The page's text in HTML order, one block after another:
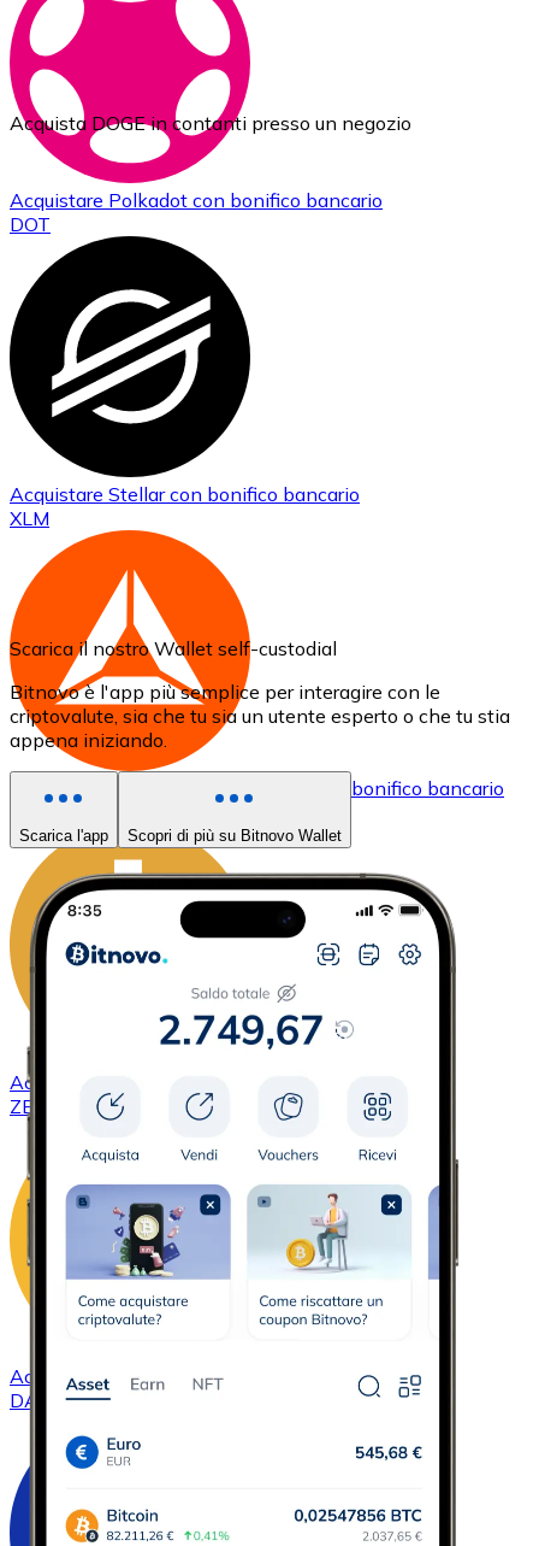
Acquistare Polkadot con bonifico bancario
DOT
Acquistare Stellarcon bonifico bancario
XLM
Acquistare Basic Attention Token
con bonifico bancario
Acquistare
ZEC
AcquistareDAIcon bonifico bancario
DAI
Acquista DOGE in contanti presso un negozio
Scarica il nostro Wallet self-custodial
Bitnovo è l'app più semplice per interagire con le
criptovalute, sia che tu sia un utente esperto o che tu stia
appena iniziando.
Scarica l'app Scopri di più su Bitnovo Wallet